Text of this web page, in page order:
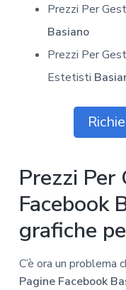
Prezzi Per
Basiano
Prezzi Per
Estetisti
Prezzi Per
Facebook
grafiche
C’è ora un problema
Pagine Facebook